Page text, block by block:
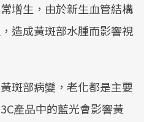
增生，由於新生血管結構
造成黃斑部水腫而影響視
斑部病變，老化都是主要
產品中的藍光會影響黃